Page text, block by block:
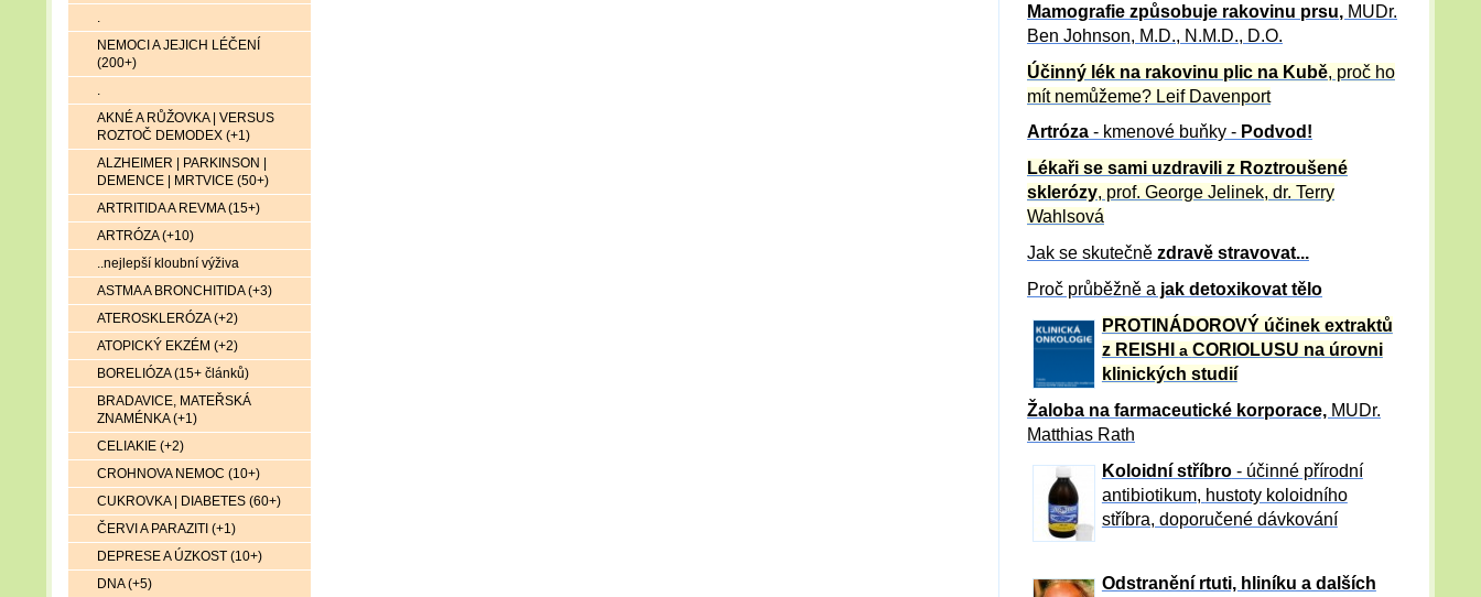
Mamografie způsobuje rakovinu prsu, MUDr.
Ben Johnson, M.D., N.M.D., D.O.
Účinný lék na rakovinu plic na Kubě, proč ho
mít nemůžeme? Leif Davenport
Artróza - kmenové buňky - Podvod!
Lékaři se sami uzdravili z Roztroušené
sklerózy, prof. George Jelinek, dr. Terry
Wahlsová
Jak se skutečně zdravě stravovat...
Proč průběžně a jak detoxikovat tělo
PROTINÁDOROVÝ účinek extraktů
z REISHI a CORIOLUSU na úrovni
klinických studií
Žaloba na farmaceutické korporace, MUDr.
Matthias Rath
Koloidní stříbro- účinné přírodní
antibiotikum, hustoty koloidního
stříbra, doporučené dávkování
Odstranění rtuti, hliníku a dalších
.
NEMOCI A JEJICH LÉČENÍ
(200+)
.
AKNÉ A RŮŽOVKA | VERSUS
ROZTOČ DEMODEX (+1)
ALZHEIMER | PARKINSON |
DEMENCE | MRTVICE (50+)
ARTRITIDA A REVMA (15+)
ARTRÓZA (+10)
..nejlepší kloubní výživa
ASTMA A BRONCHITIDA (+3)
ATEROSKLERÓZA (+2)
ATOPICKÝ EKZÉM (+2)
BORELIÓZA (15+ článků)
BRADAVICE, MATEŘSKÁ
ZNAMÉNKA (+1)
CELIAKIE (+2)
CROHNOVA NEMOC (10+)
CUKROVKA | DIABETES (60+)
ČERVI A PARAZITI (+1)
DEPRESE A ÚZKOST (10+)
DNA (+5)